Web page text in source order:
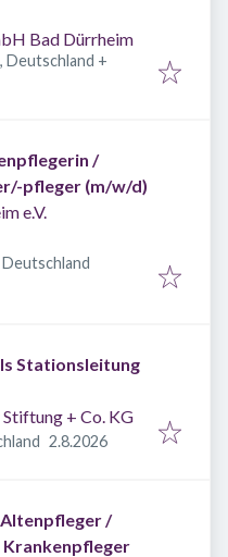
Bad Dürrheim
Deutschland +
/
pfleger (m/w/d)
e.V.
Stationsleitung
+ Co. KG
Veröffentlicht
2.8.2026
/
Krankenpfleger